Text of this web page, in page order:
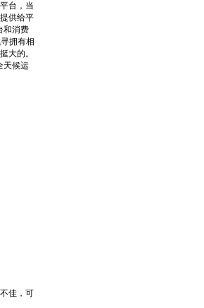
台，当
供给平
和消费
拥有相
大的。
天候运
佳，可